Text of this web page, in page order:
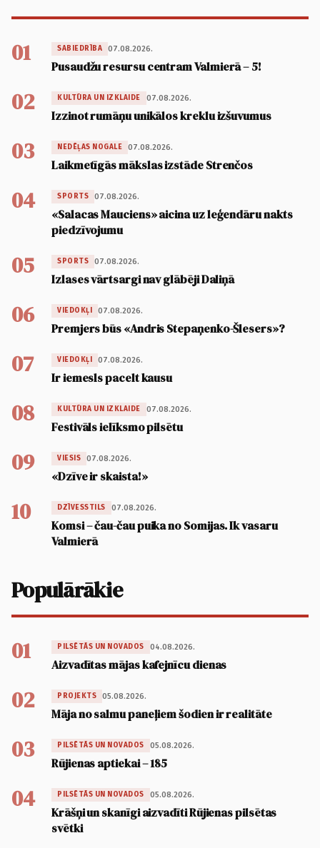
01 SABIEDRĪBA 07.08.2026.
Pusaudžu resursu centram Valmierā – 5!
02 KULTŪRA UN IZKLAIDE 07.08.2026.
Izzinot rumāņu unikālos kreklu izšuvumus
03 NEDĒĻAS NOGALE 07.08.2026.
Laikmetīgās mākslas izstāde Strenčos
04 SPORTS 07.08.2026.
«Salacas Mauciens» aicina uz leģendāru nakts
piedzīvojumu
05 SPORTS 07.08.2026.
Izlases vārtsargi nav glābēji Daliņā
06 VIEDOKĻI 07.08.2026.
Premjers būs «Andris Stepaņenko-Šlesers»?
07 VIEDOKĻI 07.08.2026.
Ir iemesls pacelt kausu
08 KULTŪRA UN IZKLAIDE 07.08.2026.
Festivāls ielīksmo pilsētu
09 VIESIS 07.08.2026.
«Dzīve ir skaista!»
10 DZĪVESSTILS 07.08.2026.
Komsi – čau-čau puika no Somijas. Ik vasaru
Valmierā
Populārākie
01 PILSĒTĀS UN NOVADOS 04.08.2026.
Aizvadītas mājas kafejnīcu dienas
02 PROJEKTS 05.08.2026.
Māja no salmu paneļiem šodien ir realitāte
03 PILSĒTĀS UN NOVADOS 05.08.2026.
Rūjienas aptiekai – 185
04 PILSĒTĀS UN NOVADOS 05.08.2026.
Krāšņi un skanīgi aizvadīti Rūjienas pilsētas
svētki